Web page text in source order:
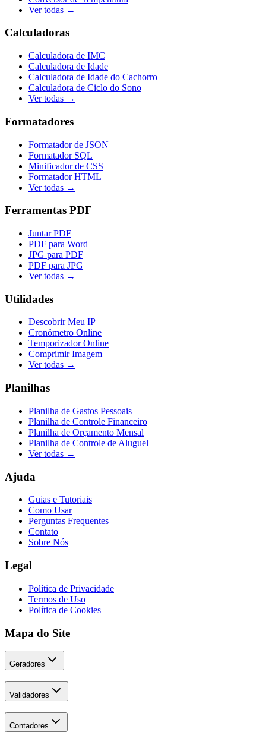
Ver todas →
Calculadoras
Calculadora de IMC
Calculadora de Idade
Calculadora de Idade do Cachorro
Calculadora de Ciclo do Sono
Ver todas →
Formatadores
Formatador de JSON
Formatador SQL
Minificador de CSS
Formatador HTML
Ver todas →
Ferramentas PDF
Juntar PDF
PDF para Word
JPG para PDF
PDF para JPG
Ver todas →
Utilidades
Descobrir Meu IP
Cronômetro Online
Temporizador Online
Comprimir Imagem
Ver todas →
Planilhas
Planilha de Gastos Pessoais
Planilha de Controle Financeiro
Planilha de Orçamento Mensal
Planilha de Controle de Aluguel
Ver todas →
Ajuda
Guias e Tutoriais
Como Usar
Perguntas Frequentes
Contato
Sobre Nós
Legal
Política de Privacidade
Termos de Uso
Política de Cookies
Mapa do Site
Geradores
Validadores
Contadores